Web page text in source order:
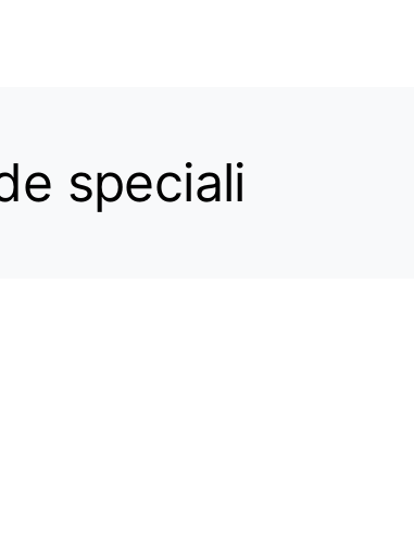
speciali